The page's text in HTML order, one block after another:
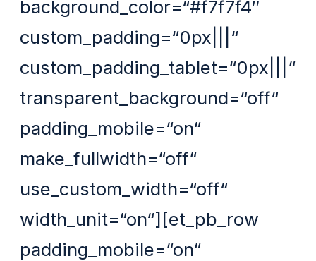
background_color=“#f7f7f4″
custom_padding=“0px|||“
custom_padding_tablet=“0px|||“
transparent_background=“off“
padding_mobile=“on“
make_fullwidth=“off“
use_custom_width=“off“
width_unit=“on“][et_pb_row
padding_mobile=“on“